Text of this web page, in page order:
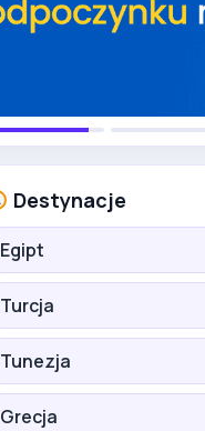
Destynacje
Egipt
Turcja
Tunezja
Grecja